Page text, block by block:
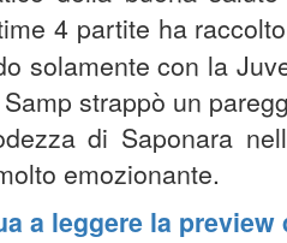
4 partite ha
solamente con la
strappò un
di Saponara
emozionante.
a leggere la